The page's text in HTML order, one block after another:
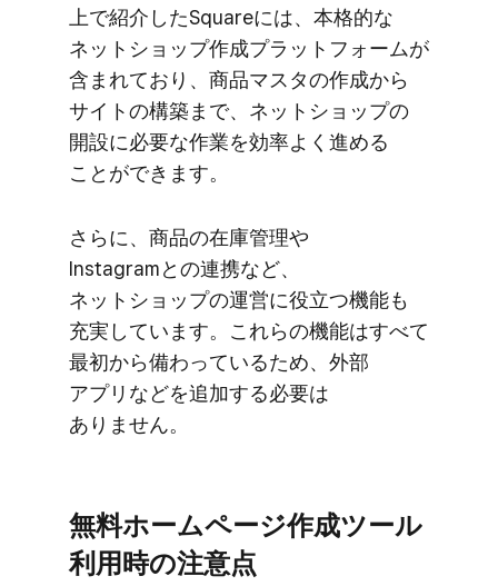
上で​紹介した​Squareには、​本格的な​
ネットショップ作成プラットフォームが​
含まれており、​商品マスタの​作成から​
サイトの​構築まで、​ネットショップの​
開設に​必要な​作業を​効率よく​進める​
ことができます。
さらに、​商品の​在庫管理や​
Instagramとの​連携など、​
ネットショップの​運営に​役立つ機能も​
充実しています。​これらの​機能は​すべて​
最初から​備わっている​ため、​​​外部​
アプリなどを​追加する​必要は​
ありません。
無料ホームページ作成ツール
利用時の​注意点